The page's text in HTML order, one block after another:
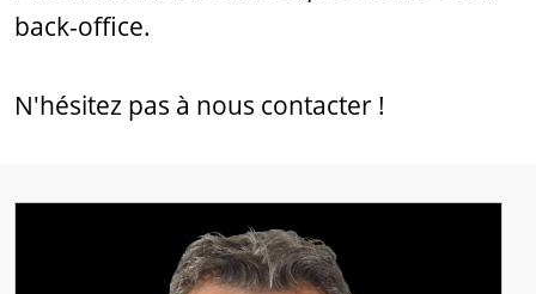
back-office.
N'hésitez pas à nous contacter !